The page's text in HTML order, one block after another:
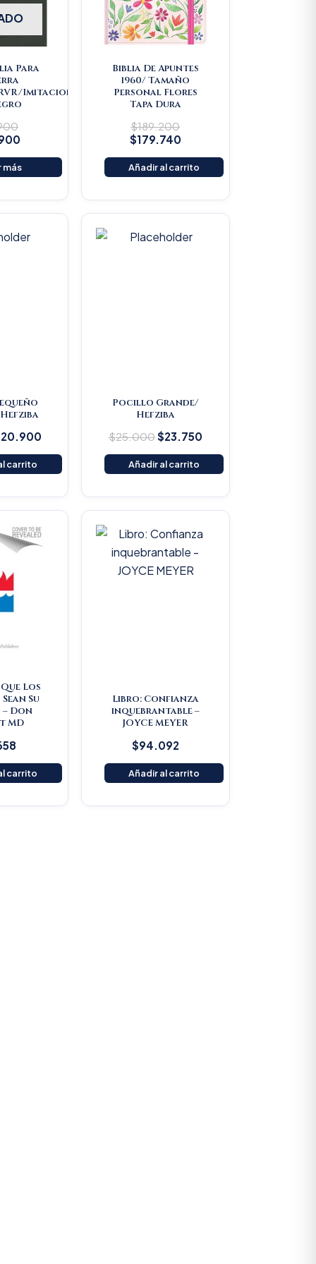
Para
Imitacion
más
Biblia De Apuntes
1960/ Tamaño
Personal Flores
Tapa Dura
$189.200
$179.740
Añadir al carrito
20.900
Current
carrito
Pocillo Grande/
Hefziba
$25.000
price
$23.750
Current
Añadir al carrito
Los
Su
Don
MD
carrito
Libro: Confianza
inquebrantable –
JOYCE MEYER
$94.092
Añadir al carrito